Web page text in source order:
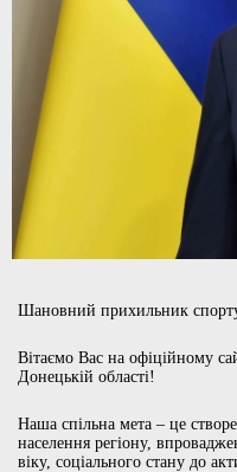
Шановний прихильник
Вітаємо Вас на офіційному
Донецькій області!
Наша спільна мета – це
населення регіону,
віку, соціального стану до